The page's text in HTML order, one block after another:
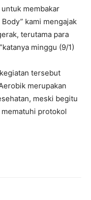
membakar
kami mengajak
terutama para
minggu (9/1)
tersebut
merupakan
meski begitu
protokol